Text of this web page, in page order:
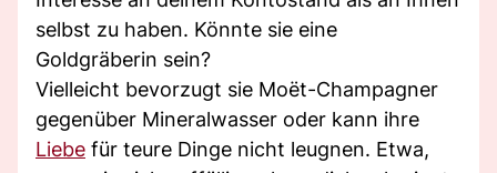
selbst zu haben. Könnte sie eine
Goldgräberin sein?
Vielleicht bevorzugt sie Moët-Champagner
gegenüber Mineralwasser oder kann ihre
Liebe für teure Dinge nicht leugnen. Etwa,